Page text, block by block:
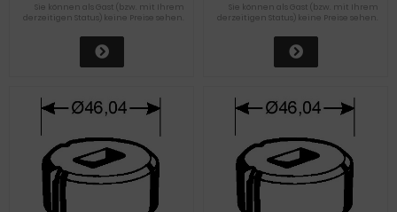
Sie können als Gast (bzw. mit Ihrem
derzeitigen Status) keine Preise sehen.
Sie können als Gast (bzw. mit Ihrem
derzeitigen Status) keine Preise sehen.